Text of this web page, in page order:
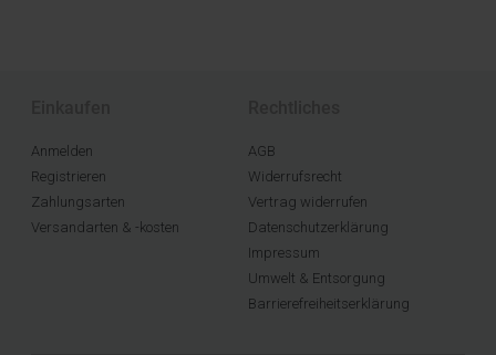
Anmelden
Registrieren
Zahlungsarten
Versandarten & -kosten
AGB
Widerrufsrecht
Vertrag widerrufen
Datenschutzerklärung
Impressum
Umwelt & Entsorgung
Barrierefreiheitserklärung